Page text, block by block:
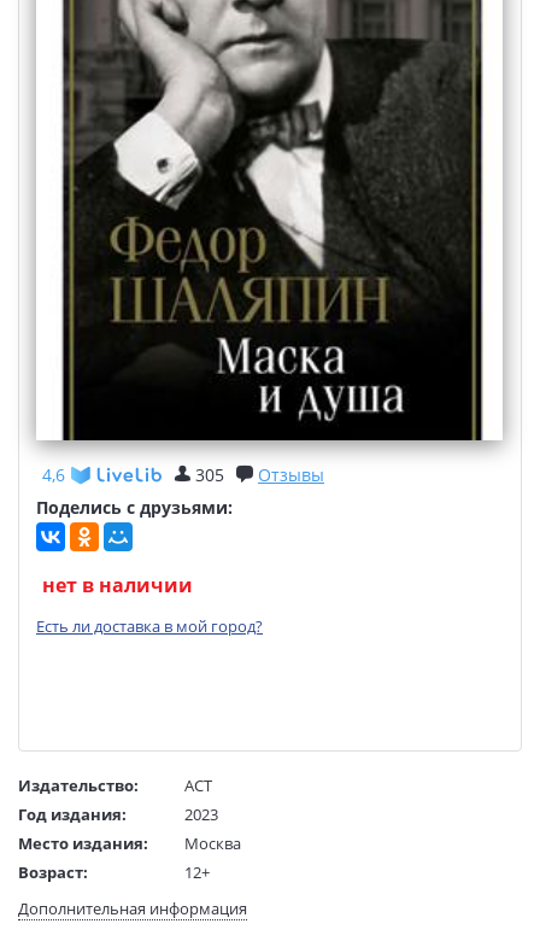
4,6 305
Отзывы
Поделись с друзьями:
нет в наличии
Есть ли доставка в мой город?
Издательство:
АСТ
Год издания:
2023
Место издания:
Москва
Возраст:
12+
Язык текста:
русский
Дополнительная информация